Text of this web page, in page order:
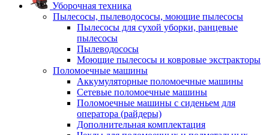
Уборочная техника
Пылесосы, пылеводососы, моющие пылесосы
Пылесосы для сухой уборки, ранцевые
пылесосы
Пылеводососы
Моющие пылесосы и ковровые экстракторы
Поломоечные машины
Аккумуляторные поломоечные машины
Сетевые поломоечные машины
Поломоечные машины с сиденьем для
оператора (райдеры)
Дополнительная комплектация